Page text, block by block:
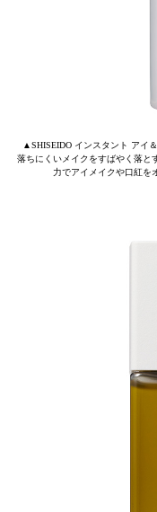
▲SHISEIDO インスタント アイ
落ちにくいメイクをすばやく落と
力でアイメイクや口紅を